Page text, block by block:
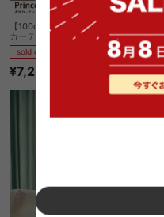
【100cm×135cm】Princess hi-ho 遮光
カーテン 1枚入り
sold out
¥7,240